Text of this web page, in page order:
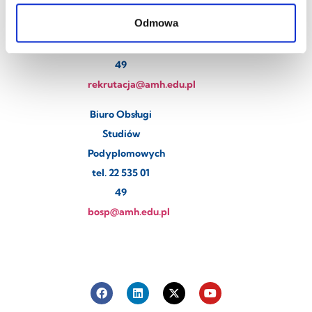
Odmowa
Rekrutacja
tel. 22 535 01
49
rekrutacja@amh.edu.pl
Biuro Obsługi
Studiów
Podyplomowych
tel. 22 535 01
49
bosp@amh.edu.pl